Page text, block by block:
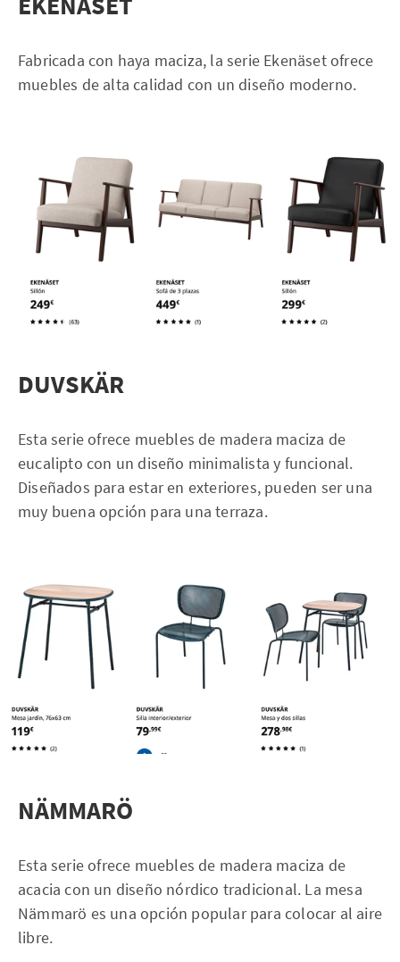
Fabricada con haya maciza, la serie Ekenäset ofrece
muebles de alta calidad con un diseño moderno.
DUVSKÄR
Esta serie ofrece muebles de madera maciza de
eucalipto con un diseño minimalista y funcional.
Diseñados para estar en exteriores, pueden ser una
muy buena opción para una terraza.
NÄMMARÖ
Esta serie ofrece muebles de madera maciza de
acacia con un diseño nórdico tradicional. La mesa
Nämmarö es una opción popular para colocar al aire
libre.